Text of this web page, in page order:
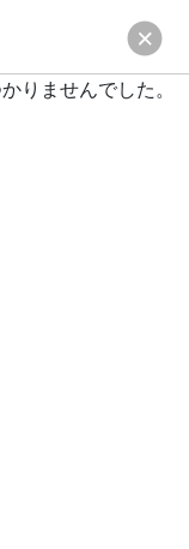
りませんでした。